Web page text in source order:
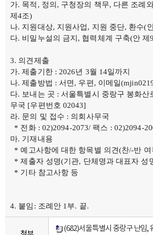
가. 목적, 정의, 구청장의 책무, 다른 조례
제4조)
나. 지원대상, 지원사업, 지원 중단, 환수(
다. 비밀누설의 금지, 협력체계 구축(안
의견제출
가. 제출기한 : 2026년 3월 14일까지
나. 제출방법 : 서면, 우편, 이메일
다. 보내는 곳 : 서울특별시 중랑구 봉화산
무국 [우편번호 02043]
라. 문의 및 접수 : 의회사무국
* 전화 : 02)2094-2073/ 팩스 : 02)2094-
마. 기재내용
* 예고사항에 대한 항목별 의견(찬/-반
* 제출자 성명(기관, 단체명과 대표자 성
* 기타 참고사항 등
붙임: 조례안 1부. 끝.
(682)서울특별시 중랑구 난임,